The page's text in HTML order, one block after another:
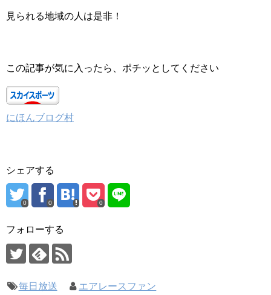
見られる地域の人は是非！
この記事が気に入ったら、ポチッとしてください
にほんブログ村
シェアする
0 0 0
フォローする
毎日放送 エアレースファン